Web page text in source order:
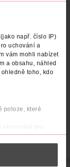
např. číslo IP)
uchování a
vám mohli nabízet
a obsahu, náhled
toho, kdo
poloze, které
pro
údaje, a nastavte
můžete kdykoliv